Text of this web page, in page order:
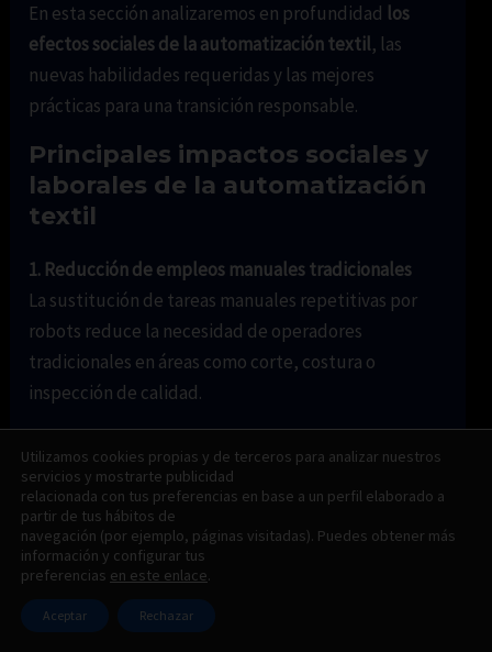
En esta sección analizaremos en profundidad los
efectos sociales de la automatización textil, las
nuevas habilidades requeridas y las mejores
prácticas para una transición responsable.
Principales impactos sociales y
laborales de la automatización
textil
1. Reducción de empleos manuales tradicionales
La sustitución de tareas manuales repetitivas por
robots reduce la necesidad de operadores
tradicionales en áreas como corte, costura o
inspección de calidad.
baja cualificación en algunas regiones.
Ejemplo:fábricas completamente
automatizadas que requieren menos
trabajadores para tareas de producción, pero
Utilizamos cookies propias y de terceros para analizar nuestros
servicios y mostrarte publicidad
relacionada con tus preferencias en base a un perfil elaborado a
partir de tus hábitos de
navegación (por ejemplo, páginas visitadas). Puedes obtener más
información y configurar tus
preferencias en este enlace.
Aceptar Rechazar